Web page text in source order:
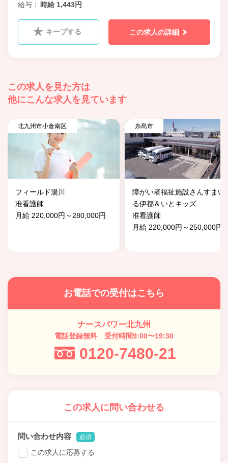
給与
時給 1,443円
キープする この求人の詳細
この求人を見た方は
他にこんな求人を見ています
北九州市小倉南区
フィールド湯川
准看護師
月給 220,000円～280,000円
糸島市
障がい者福祉施設さんすまい
る伊都＆いとキッズ
准看護師
月給 220,000円～250,000円
お電話での受付はこちら
ナースパワー北九州
電話登録無料 受付時間9:00〜19:30
0120-7480-21
この求人に問い合わせる
問い合わせ内容 必須
この求人に応募する